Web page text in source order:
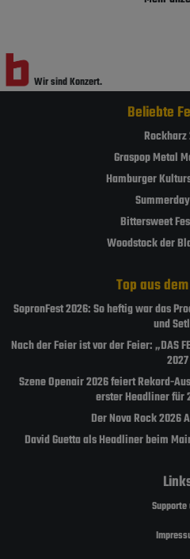
Wir sind Konzert.
Beliebte
Rockharz
Graspop Metal
Hamburger
Bittersweet
Woodstock der
Top aus
SopronFest 2026: So heftig war das
und
Nach der Feier ist vor der Feier: „DAS
2027
Szene Openair 2026 feiert Rekord-
erster Headliner für
Der Nova Rock 2026
David Guetta als Headliner beim
Supporte